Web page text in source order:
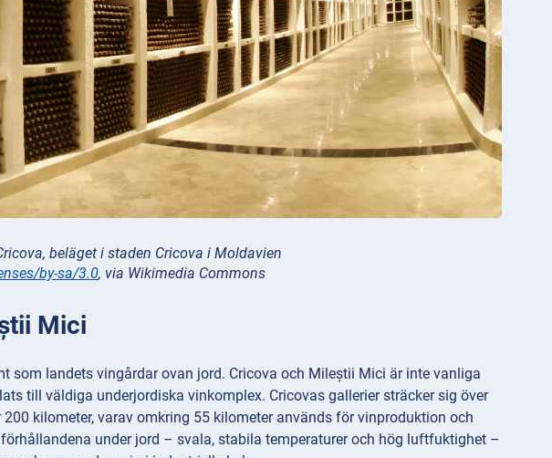
beläget i staden Cricova i Moldavien
by-sa/3.0, via Wikimedia Commons
Mici
som landets vingårdar ovan jord. Cricova och Mileștii Mici är inte vanliga
till väldiga underjordiska vinkomplex. Cricovas gallerier sträcker sig över
kilometer, varav omkring 55 kilometer används för vinproduktion och
under jord – svala, stabila temperaturer och hög luftfuktighet –